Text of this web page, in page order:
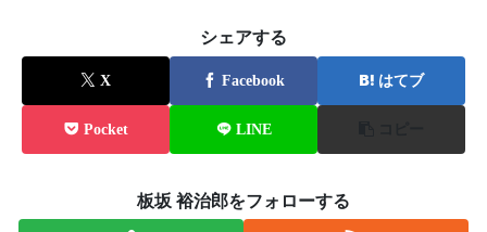
シェアする
X Facebook はてブ
Pocket LINE
板坂 裕治郎をフォローする